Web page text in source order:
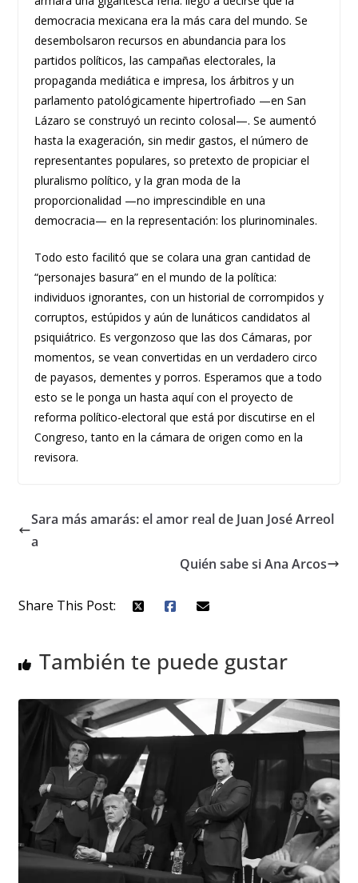
democracia mexicana era la más cara del mundo. Se
desembolsaron recursos en abundancia para los
partidos políticos, las campañas electorales, la
propaganda mediática e impresa, los árbitros y un
parlamento patológicamente hipertrofiado —en San
Lázaro se construyó un recinto colosal—. Se aumentó
hasta la exageración, sin medir gastos, el número de
representantes populares, so pretexto de propiciar el
pluralismo político, y la gran moda de la
proporcionalidad —no imprescindible en una
democracia— en la representación: los plurinominales.
Todo esto facilitó que se colara una gran cantidad de
“personajes basura” en el mundo de la política:
individuos ignorantes, con un historial de corrompidos y
corruptos, estúpidos y aún de lunáticos candidatos al
psiquiátrico. Es vergonzoso que las dos Cámaras, por
momentos, se vean convertidas en un verdadero circo
de payasos, dementes y porros. Esperamos que a todo
esto se le ponga un hasta aquí con el proyecto de
reforma político-electoral que está por discutirse en el
Congreso, tanto en la cámara de origen como en la
revisora.
Sara más amarás: el amor real de Juan José Arreol
a
Quién sabe si Ana Arcos
Share This Post:
También te puede gustar